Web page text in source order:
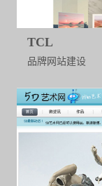
TCL
品牌网站建设